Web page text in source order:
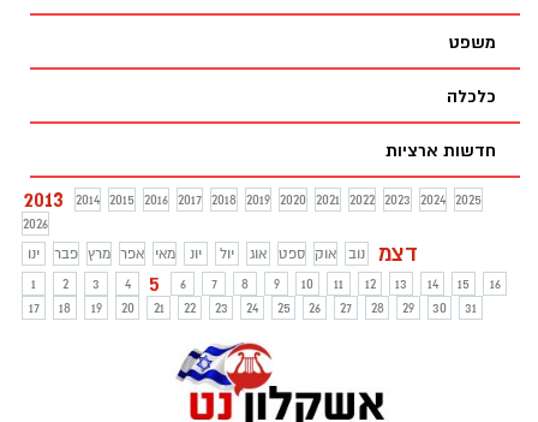
משפט
כלכלה
חדשות ארציות
2013 2014 2015 2016 2017 2018 2019 2020 2021 2022 2023 2024 2025
2026
ינו
פבר מרץ אפר מאי יונ יול אוג ספט אוק נוב דצמ
1 2 3 4 5 6 7 8 9 10 11 12 13 14 15
16
17
18 19 20 21 22 23 24 25 26 27 28 29 30 31